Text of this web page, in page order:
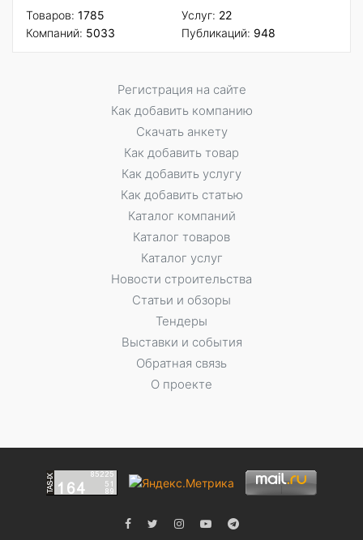
Товаров: 1785
Компаний: 5033
Услуг: 22
Публикаций: 948
Регистрация на сайте
Как добавить компанию
Скачать анкету
Как добавить товар
Как добавить услугу
Как добавить статью
Каталог компаний
Каталог товаров
Каталог услуг
Новости строительства
Статьи и обзоры
Тендеры
Выставки и события
Обратная связь
О проекте